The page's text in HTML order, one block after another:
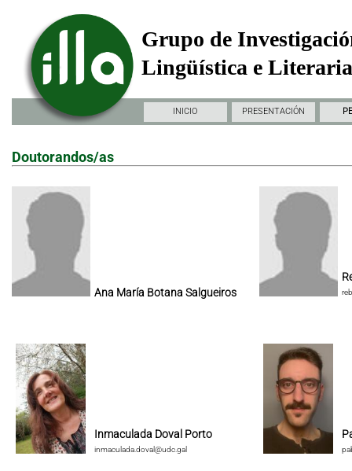
Grupo de
Lingüística e
INICIO PRESENTACIÓN
Doutorandos/as
Ana María Botana Salgueiros
Inmaculada Doval Porto
inmaculada.doval@udc.gal